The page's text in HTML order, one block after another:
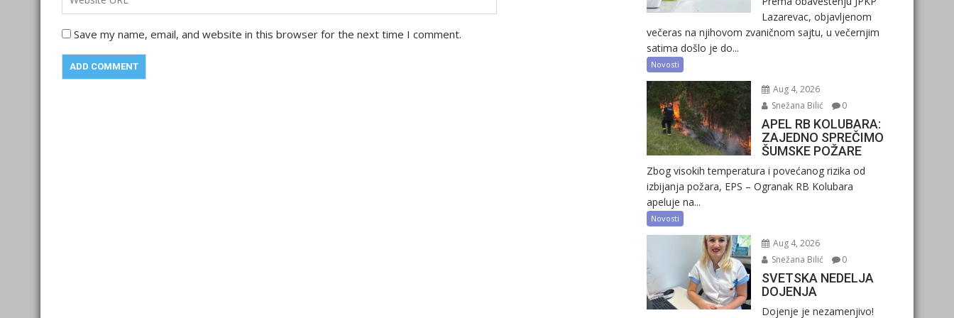
Save my name, email, and website in this browser for the next time I comment.
Lazarevac, objavljenom
večeras na njihovom zvaničnom sajtu, u večernjim
satima došlo je do...
Novosti
Aug 4, 2026
Snežana Bilić
0
APEL RB KOLUBARA:
ZAJEDNO SPREČIMO
ŠUMSKE POŽARE
Zbog visokih temperatura i povećanog rizika od
izbijanja požara, EPS – Ogranak RB Kolubara
apeluje na...
Novosti
Aug 4, 2026
Snežana Bilić
0
SVETSKA NEDELJA
DOJENJA
Dojenje je nezamenjivo!